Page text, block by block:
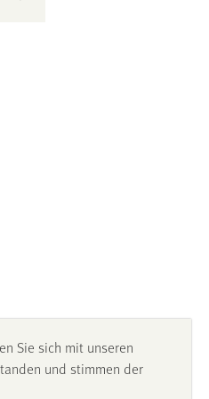
Sie sich mit unseren
und stimmen der